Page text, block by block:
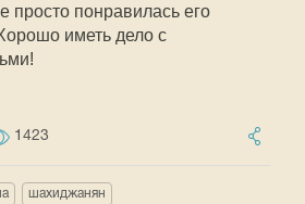
просто понравилась его
иметь дело с
1423
шахиджанян